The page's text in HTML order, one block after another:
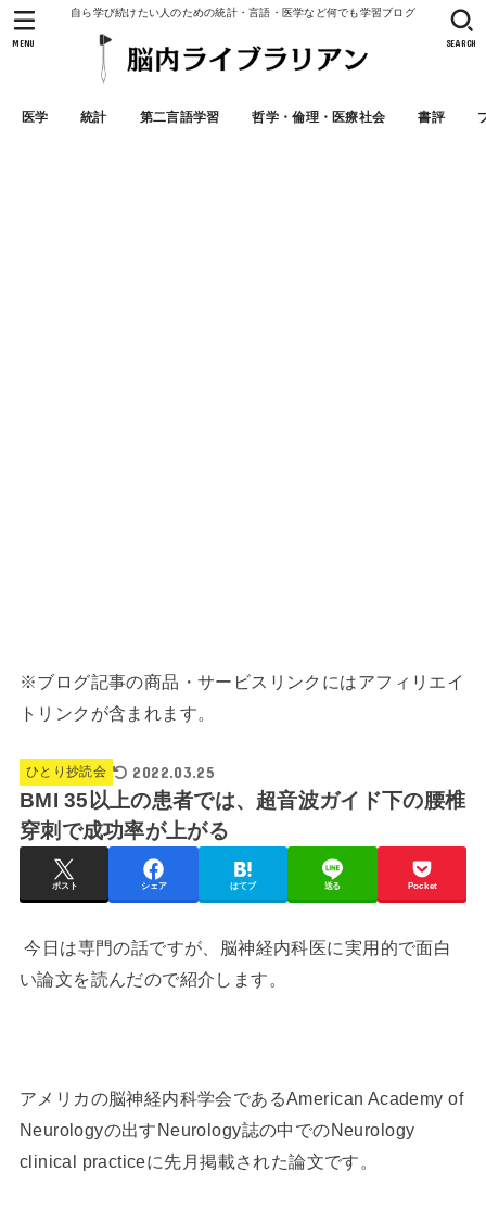
自ら学び続けたい人のための統計・言語・医学など何でも学習ブログ
医学 統計 第二言語学習 哲学・倫理・医療社会 書評
SEARCH
MENU
※ブログ記事の商品・サービスリンクにはアフィリエイ
トリンクが含まれます。
ひとり抄読会 2022.03.25
BMI 35以上の患者では、超音波ガイド下の腰椎
穿刺で成功率が上がる
ポスト シェア はてブ 送る Pocket
今日は専門の話ですが、脳神経内科医に実用的で面白
い論文を読んだので紹介します。
アメリカの脳神経内科学会であるAmerican Academy of
Neurologyの出すNeurology誌の中でのNeurology
clinical practiceに先月掲載された論文です。